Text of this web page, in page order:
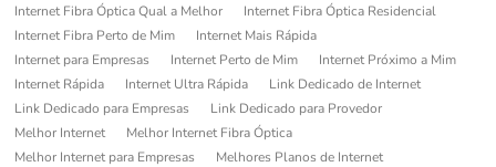
Internet Fibra Óptica Qual a Melhor
Internet Fibra Óptica Residencial
Internet Fibra Perto de Mim
Internet Mais Rápida
Internet para Empresas
Internet Perto de Mim
Internet Próximo a Mim
Internet Rápida
Internet Ultra Rápida
Link Dedicado de Internet
Link Dedicado para Empresas
Link Dedicado para Provedor
Melhor Internet
Melhor Internet Fibra Óptica
Melhor Internet para Empresas
Melhores Planos de Internet